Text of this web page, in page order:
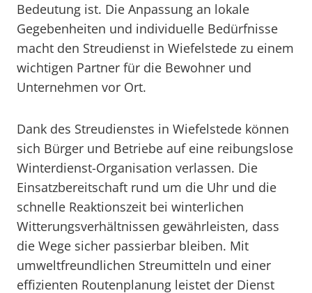
Bedeutung ist. Die Anpassung an lokale
Gegebenheiten und individuelle Bedürfnisse
macht den Streudienst in Wiefelstede zu einem
wichtigen Partner für die Bewohner und
Unternehmen vor Ort.
Dank des Streudienstes in Wiefelstede können
sich Bürger und Betriebe auf eine reibungslose
Winterdienst-Organisation verlassen. Die
Einsatzbereitschaft rund um die Uhr und die
schnelle Reaktionszeit bei winterlichen
Witterungsverhältnissen gewährleisten, dass
die Wege sicher passierbar bleiben. Mit
umweltfreundlichen Streumitteln und einer
effizienten Routenplanung leistet der Dienst